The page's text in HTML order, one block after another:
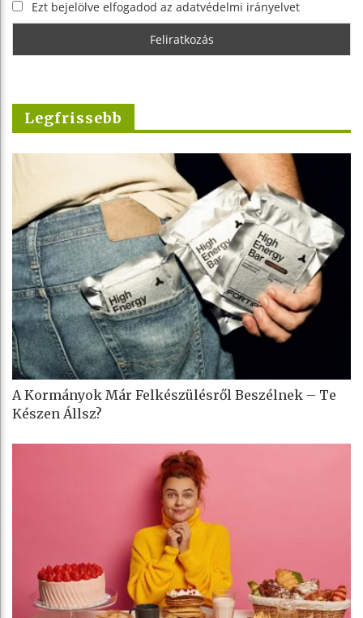
Ezt bejelölve elfogadod az adatvédelmi irányelvet
Legfrissebb
A Kormányok Már Felkészülésről Beszélnek – Te
Készen Állsz?